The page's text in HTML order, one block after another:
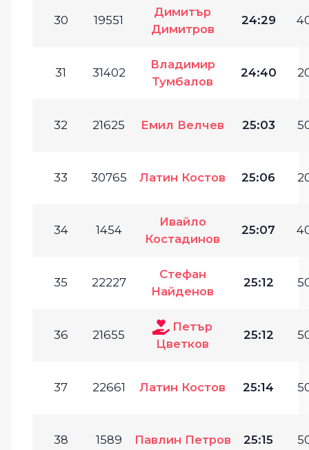
30 19551
Димитър
Димитров
24:29
31 31402
Владимир
Тумбалов
24:40
32 21625 Емил Велчев 25:03
33 30765 Латин Костов 25:06
34 1454
Ивайло
Костадинов
25:07
35 22227
Стефан
Найденов
25:12
36 21655
Петър
Цветков
25:12
37 22661 Латин Костов 25:14
38 1589 Павлин Петров 25:15